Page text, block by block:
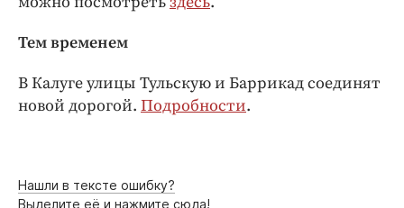
Тем временем
В Калуге улицы Тульскую и Баррикад соединят
новой дорогой. Подробности.
Нашли в тексте ошибку?
Выделите её и нажмите сюда!